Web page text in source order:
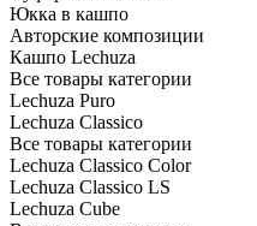
Юкка в кашпо
Авторские композиции
Кашпо Lechuza
Все товары категории
Lechuza Puro
Lechuza Classico
Все товары категории
Lechuza Classico Color
Lechuza Classico LS
Lechuza Cube